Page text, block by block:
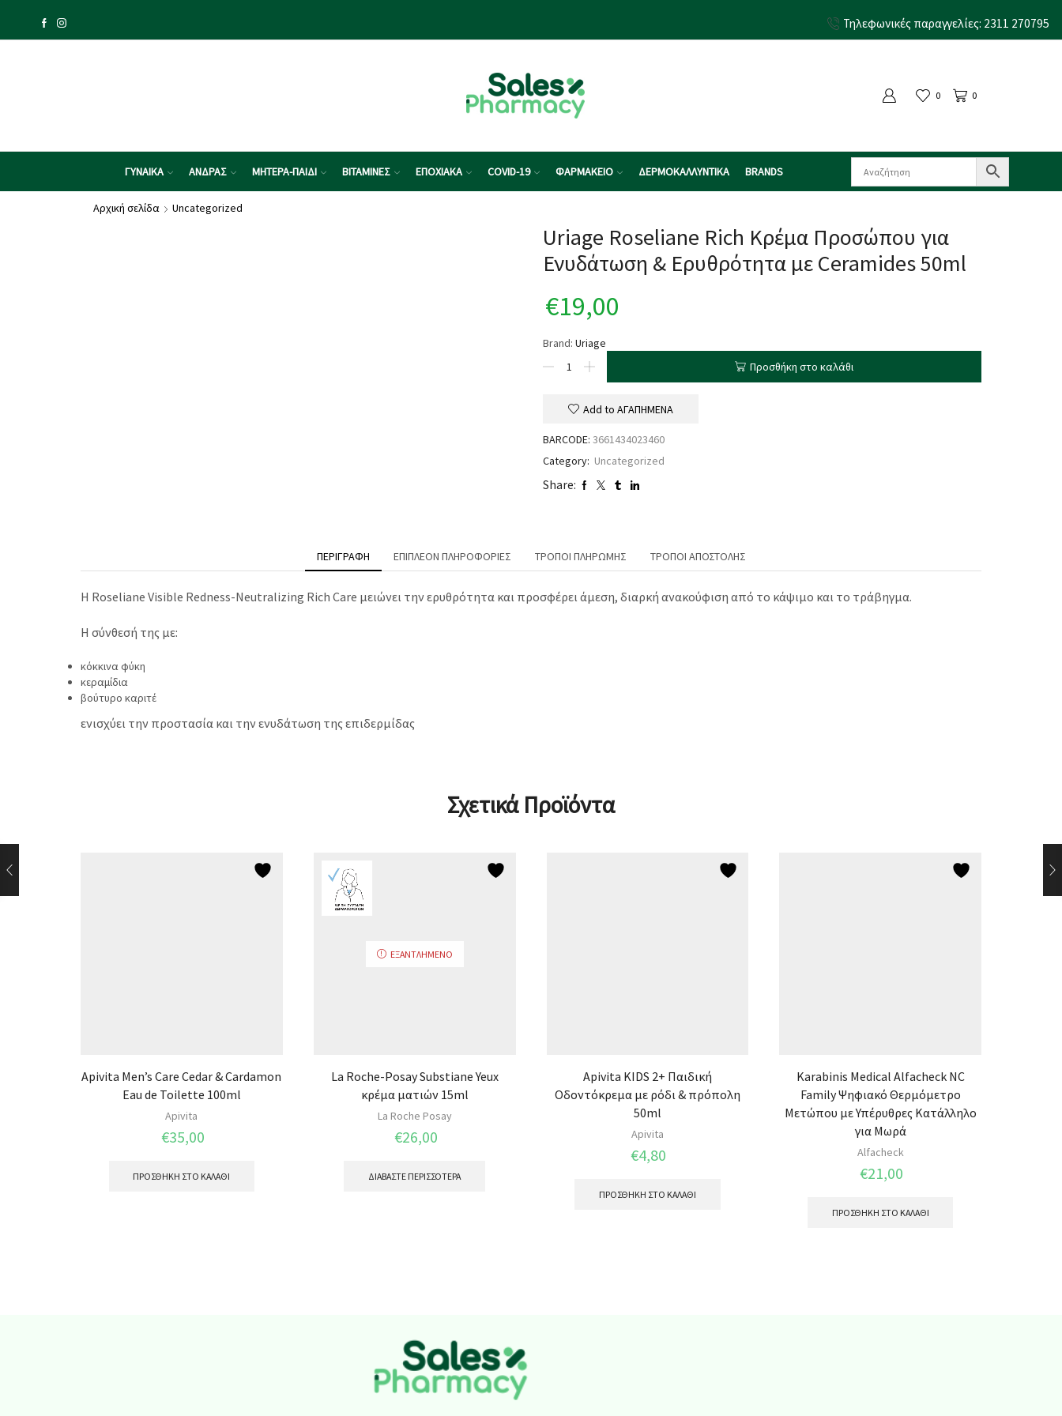
Τηλεφωνικές παραγγελίες: 2311 270795
0 0
ΓΥΝΑΙΚΑ ΑΝΔΡΑΣ ΜΗΤΕΡΑ-ΠΑΙΔΙ ΒΙΤΑΜΙΝΕΣ ΕΠΟΧΙΑΚΑ COVID-19 ΦΑΡΜΑΚΕΙΟ ΔΕΡΜΟΚΑΛΛΥΝΤΙΚΑ BRANDS
Αρχική σελίδα Uncategorized
Uriage Roseliane Rich Κρέμα Προσώπου για
Ενυδάτωση & Ερυθρότητα με Ceramides 50ml
€19,00
Brand: Uriage
Προσθήκη στο καλάθι
Add to ΑΓΑΠΗΜΕΝΑ
BARCODE: 3661434023460
Category: Uncategorized
Share:
ΠΕΡΙΓΡΑΦΉ ΕΠΙΠΛΈΟΝ ΠΛΗΡΟΦΟΡΊΕΣ ΤΡΌΠΟΙ ΠΛΗΡΩΜΉΣ ΤΡΌΠΟΙ ΑΠΟΣΤΟΛΉΣ
Η Roseliane Visible Redness-Neutralizing Rich Care μειώνει την ερυθρότητα και προσφέρει άμεση, διαρκή ανακούφιση από το κάψιμο και το τράβηγμα.
Η σύνθεσή της με:
κόκκινα φύκη
κεραμίδια
βούτυρο καριτέ
ενισχύει την προστασία και την ενυδάτωση της επιδερμίδας
Σχετικά Προϊόντα
Apivita Men’s Care Cedar & Cardamon
Eau de Toilette 100ml
Apivita
€35,00
ΠΡΟΣΘΉΚΗ ΣΤΟ ΚΑΛΆΘΙ
ΕΞΑΝΤΛΗΜΈΝΟ
La Roche-Posay Substiane Yeux
κρέμα ματιών 15ml
La Roche Posay
€26,00
ΔΙΑΒΆΣΤΕ ΠΕΡΙΣΣΌΤΕΡΑ
Apivita KIDS 2+ Παιδική
Οδοντόκρεμα με ρόδι & πρόπολη
50ml
Apivita
€4,80
ΠΡΟΣΘΉΚΗ ΣΤΟ ΚΑΛΆΘΙ
Karabinis Medical Alfacheck NC
Family Ψηφιακό Θερμόμετρο
Μετώπου με Υπέρυθρες Κατάλληλο
για Μωρά
Alfacheck
€21,00
ΠΡΟΣΘΉΚΗ ΣΤΟ ΚΑΛΆΘΙ